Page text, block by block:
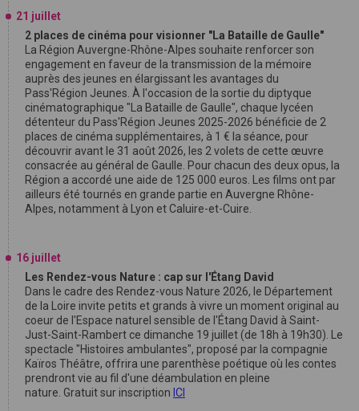
21 juillet
2 places de cinéma pour visionner "La Bataille de Gaulle"
La Région Auvergne-Rhône-Alpes souhaite renforcer son
engagement en faveur de la transmission de la mémoire
auprès des jeunes en élargissant les avantages du
Pass'Région Jeunes. À l'occasion de la sortie du diptyque
cinématographique "La Bataille de Gaulle", chaque lycéen
détenteur du Pass'Région Jeunes 2025-2026 bénéficie de 2
places de cinéma supplémentaires, à 1 € la séance, pour
découvrir avant le 31 août 2026, les 2 volets de cette œuvre
consacrée au général de Gaulle. Pour chacun des deux opus, la
Région a accordé une aide de 125 000 euros. Les films ont par
ailleurs été tournés en grande partie en Auvergne Rhône-
Alpes, notamment à Lyon et Caluire-et-Cuire.
16 juillet
Les Rendez-vous Nature : cap sur l'Étang David
Dans le cadre des Rendez-vous Nature 2026, le Département
de la Loire invite petits et grands à vivre un moment original au
coeur de l'Espace naturel sensible de l'Étang David à Saint-
Just-Saint-Rambert ce dimanche 19 juillet (de 18h à 19h30). Le
spectacle "Histoires ambulantes", proposé par la compagnie
Kaïros Théâtre, offrira une parenthèse poétique où les contes
prendront vie au fil d'une déambulation en pleine
nature. Gratuit sur inscription ICI